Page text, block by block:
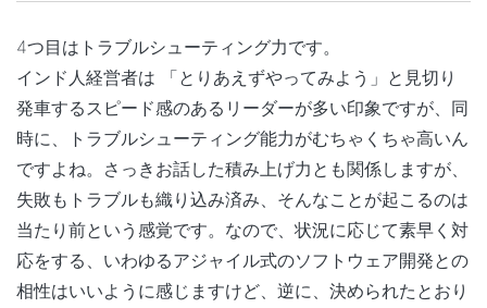
4つ目はトラブルシューティング力です。
インド人経営者は 「とりあえずやってみよう」と見切り
発車するスピード感のあるリーダーが多い印象ですが、同
時に、トラブルシューティング能力がむちゃくちゃ高いん
ですよね。さっきお話した積み上げ力とも関係しますが、
失敗もトラブルも織り込み済み、そんなことが起こるのは
当たり前という感覚です。なので、状況に応じて素早く対
応をする、いわゆるアジャイル式のソフトウェア開発との
相性はいいように感じますけど、逆に、決められたとおり